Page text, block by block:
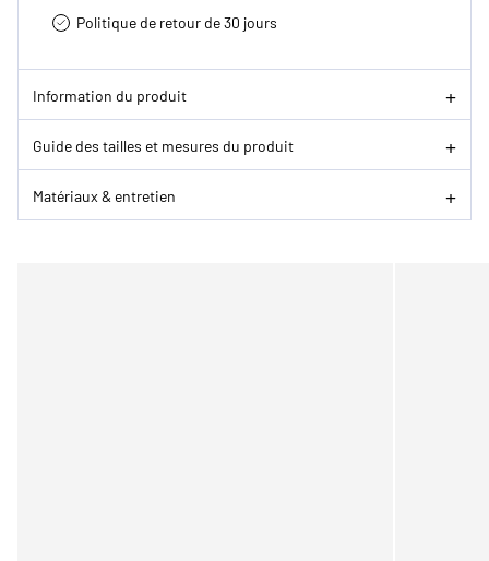
Politique de retour de 30 jours
Information du produit
Guide des tailles et mesures du produit
Matériaux & entretien